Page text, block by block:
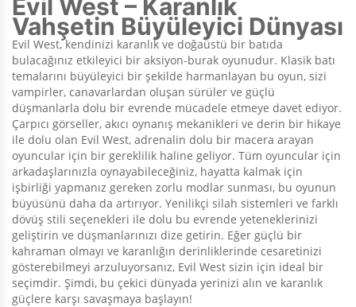
Evil West – Karanlık
Vahşetin Büyüleyici Dünyası
Evil West, kendinizi karanlık ve doğaüstü bir batıda
bulacağınız etkileyici bir aksiyon-burak oyunudur. Klasik batı
temalarını büyüleyici bir şekilde harmanlayan bu oyun, sizi
vampirler, canavarlardan oluşan sürüler ve güçlü
düşmanlarla dolu bir evrende mücadele etmeye davet ediyor.
Çarpıcı görseller, akıcı oynanış mekanikleri ve derin bir hikaye
ile dolu olan Evil West, adrenalin dolu bir macera arayan
oyuncular için bir gereklilik haline geliyor. Tüm oyuncular için
arkadaşlarınızla oynayabileceğiniz, hayatta kalmak için
işbirliği yapmanız gereken zorlu modlar sunması, bu oyunun
büyüsünü daha da artırıyor. Yenilikçi silah sistemleri ve farklı
dövüş stili seçenekleri ile dolu bu evrende yeteneklerinizi
geliştirin ve düşmanlarınızı dize getirin. Eğer güçlü bir
kahraman olmayı ve karanlığın derinliklerinde cesaretinizi
gösterebilmeyi arzuluyorsanız, Evil West sizin için ideal bir
seçimdir. Şimdi, bu çekici dünyada yerinizi alın ve karanlık
güçlere karşı savaşmaya başlayın!